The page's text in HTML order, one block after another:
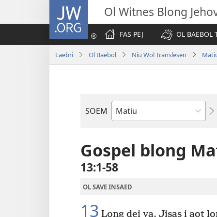
JW.ORG Ol Witnes Blong
FAS PEJ
OL BAEBOL
Laebri Ol Baebol Niu Wol Translesen
SOEM
Ol
Blong
Baebol
Gospel blong
13:1-58
OL SAVE INSAED
13 Long dei ya, Jisas i aot